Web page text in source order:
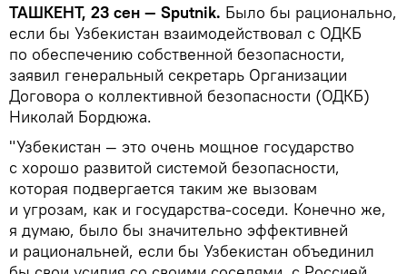
ТАШКЕНТ, 23 сен — Sputnik. Было бы рационально,
если бы Узбекистан взаимодействовал с ОДКБ
по обеспечению собственной безопасности,
заявил генеральный секретарь Организации
Договора о коллективной безопасности (ОДКБ)
Николай Бордюжа.
"Узбекистан — это очень мощное государство
с хорошо развитой системой безопасности,
которая подвергается таким же вызовам
и угрозам, как и государства-соседи. Конечно же,
я думаю, было бы значительно эффективней
и рациональней, если бы Узбекистан объединил